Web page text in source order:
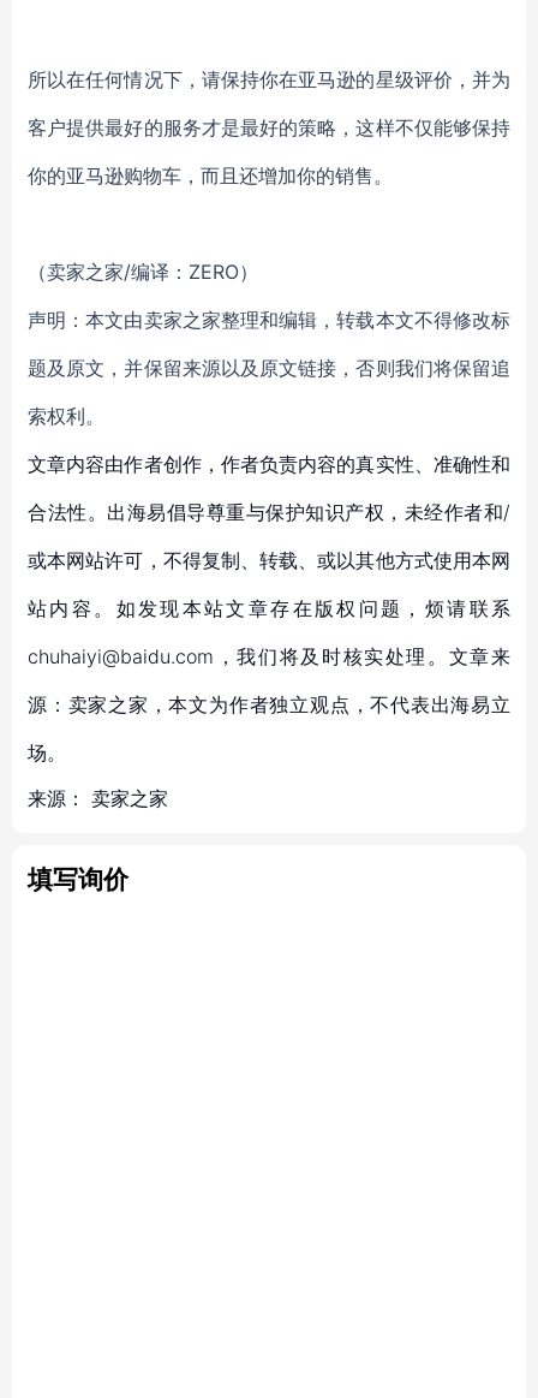
所以在任何情况下，请保持你在亚马逊的星级评价，并为
客户提供最好的服务才是最好的策略，这样不仅能够保持
你的亚马逊购物车，而且还增加你的销售。
（卖家之家/编译：ZERO）
声明：本文由卖家之家整理和编辑，转载本文不得修改标
题及原文，并保留来源以及原文链接，否则我们将保留追
索权利。
文章内容由作者创作，作者负责内容的真实性、准确性和
合法性。出海易倡导尊重与保护知识产权，未经作者和/
或本网站许可，不得复制、转载、或以其他方式使用本网
站内容。如发现本站文章存在版权问题，烦请联系
chuhaiyi@baidu.com，我们将及时核实处理。文章来
源：卖家之家，本文为作者独立观点，不代表出海易立
场。
来源： 卖家之家
填写询价